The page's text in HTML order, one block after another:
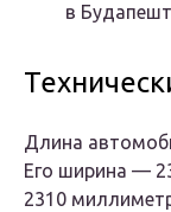
в
Длина
Его ширина —
2310